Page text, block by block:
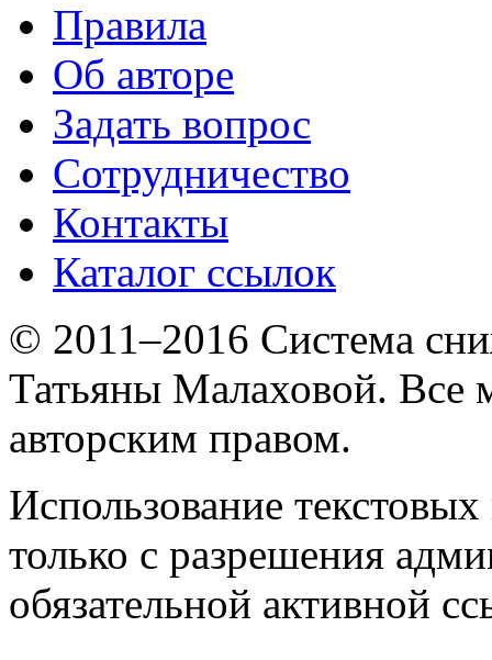
Правила
Об авторе
Задать вопрос
Сотрудничество
Контакты
Каталог ссылок
© 2011–2016 Система
Татьяны Малаховой. Все
авторским правом.
Использование
только с разрешения
обязательной активной